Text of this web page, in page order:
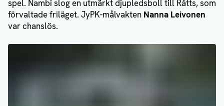
spel. Nambi slog en utmärkt djupledsboll till Råtts, som
förvaltade friläget. JyPK-målvakten Nanna Leivonen
var chanslös.